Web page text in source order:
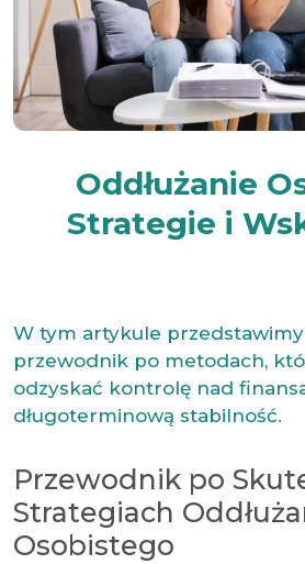
Oddłużanie
Strategie i
W tym artykule
przewodnik po metodach,
odzyskać kontrolę nad
długoterminową stabilność.
Przewodnik po
Strategiach
Osobistego